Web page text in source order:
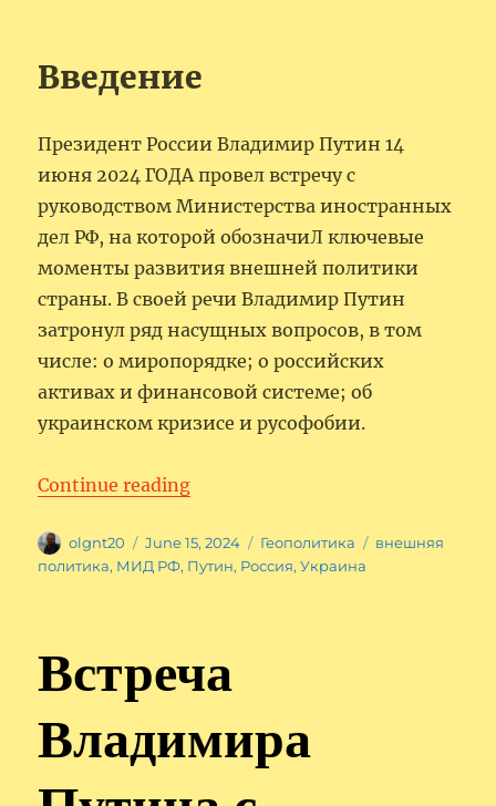
Введение
Президент России Владимир Путин 14
июня 2024 ГОДА провел встречу с
руководством Министерства иностранных
дел РФ, на которой обозначиЛ ключевые
моменты развития внешней политики
страны. В своей речи Владимир Путин
затронул ряд насущных вопросов, в том
числе: о миропорядке; о российских
активах и финансовой системе; об
украинском кризисе и русофобии.
Continue reading“Встреча В.В. Путина с
Author
olgnt20
Posted
on
June 15, 2024 Categories
Геополитика Tags
внешняя
политика, МИД РФ, Путин, Россия,Украина
Встреча
Владимира